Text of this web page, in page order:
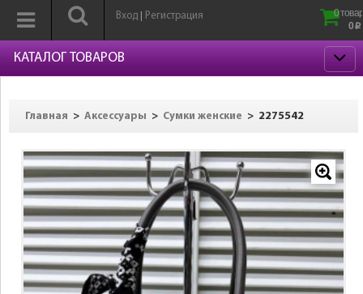
Вход Регистрация
0
0 p
КАТАЛОГ ТОВАРОВ
Главная > Аксессуары > Сумки женские > 2275542